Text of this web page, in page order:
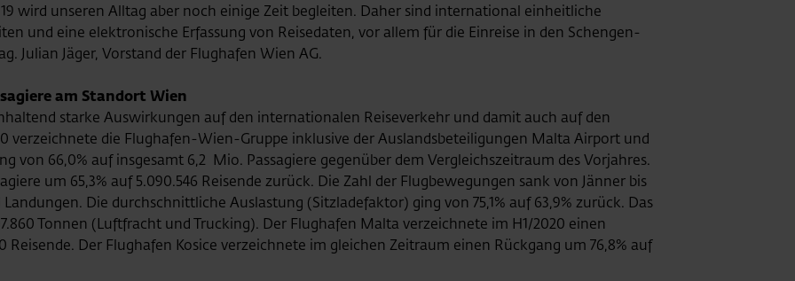
wird unseren Alltag aber noch einige Zeit begleiten. Daher sind international einheitliche
und eine elektronische Erfassung von Reisedaten, vor allem für die Einreise in den Schengen-
Julian Jäger, Vorstand der Flughafen Wien AG.
am Standort Wien
starke Auswirkungen auf den internationalen Reiseverkehr und damit auch auf den
verzeichnete die Flughafen-Wien-Gruppe inklusive der Auslandsbeteiligungen Malta Airport und
von 66,0% auf insgesamt 6,2 Mio. Passagiere gegenüber dem Vergleichszeitraum des Vorjahres.
um 65,3% auf 5.090.546 Reisende zurück. Die Zahl der Flugbewegungen sank von Jänner bis
Landungen. Die durchschnittliche Auslastung (Sitzladefaktor) ging von 75,1% auf 63,9% zurück. Das
Tonnen (Luftfracht und Trucking). Der Flughafen Malta verzeichnete im H1/2020 einen
Reisende. Der Flughafen Kosice verzeichnete im gleichen Zeitraum einen Rückgang um 76,8% auf